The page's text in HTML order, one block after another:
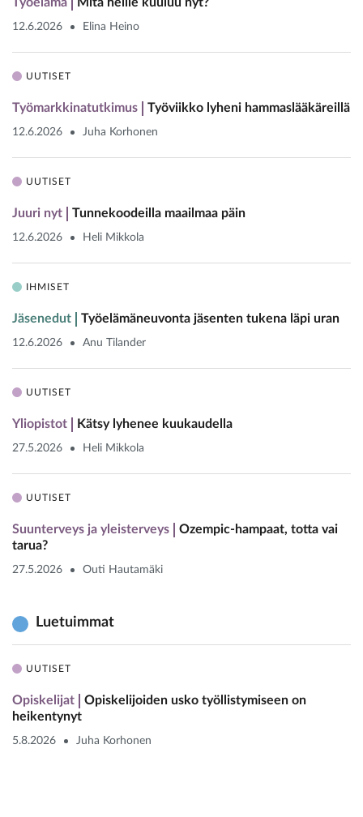
12.6.2026 Elina Heino
UUTISET
Työmarkkinatutkimus Työviikko lyheni hammaslääkäreillä
12.6.2026 Juha Korhonen
UUTISET
Juuri nyt Tunnekoodeilla maailmaa päin
12.6.2026 Heli Mikkola
IHMISET
Jäsenedut Työelämäneuvonta jäsenten tukena läpi uran
12.6.2026 Anu Tilander
UUTISET
Yliopistot Kätsy lyhenee kuukaudella
27.5.2026 Heli Mikkola
UUTISET
Suunterveys ja yleisterveys
Ozempic-hampaat, totta vai
tarua?
27.5.2026 Outi Hautamäki
Luetuimmat
UUTISET
Opiskelijat
Opiskelijoiden usko työllistymiseen on
heikentynyt
5.8.2026 Juha Korhonen